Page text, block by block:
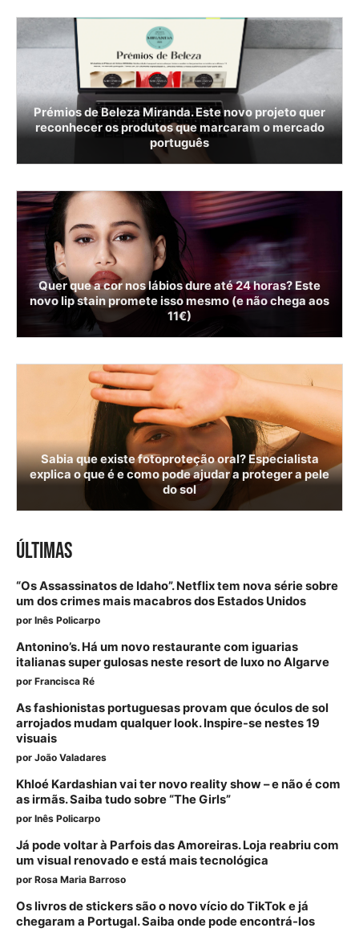
Prémios de Beleza Miranda. Este novo projeto quer
reconhecer os produtos que marcaram o mercado
português
Quer que a cor nos lábios dure até 24 horas? Este
novo lip stain promete isso mesmo (e não chega aos
11€)
Sabia que existe fotoproteção oral? Especialista
explica o que é e como pode ajudar a proteger a pele
do sol
ÚLTIMAS
“Os Assassinatos de Idaho”. Netflix tem nova série sobre
um dos crimes mais macabros dos Estados Unidos
por Inês Policarpo
Antonino’s. Há um novo restaurante com iguarias
italianas super gulosas neste resort de luxo no Algarve
por Francisca Ré
As fashionistas portuguesas provam que óculos de sol
arrojados mudam qualquer look. Inspire-se nestes 19
visuais
por João Valadares
Khloé Kardashian vai ter novo reality show – e não é com
as irmãs. Saiba tudo sobre “The Girls”
por Inês Policarpo
Já pode voltar à Parfois das Amoreiras. Loja reabriu com
um visual renovado e está mais tecnológica
por Rosa Maria Barroso
Os livros de stickers são o novo vício do TikTok e já
chegaram a Portugal. Saiba onde pode encontrá-los